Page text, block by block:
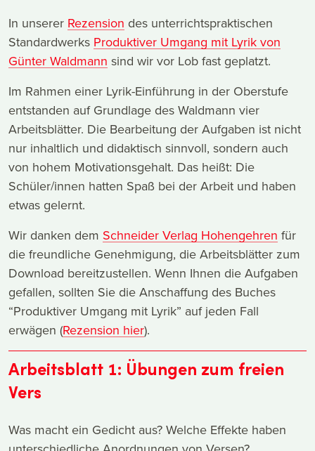
In unserer Rezension des unterrichtspraktischen
Standardwerks Produktiver Umgang mit Lyrik von
Günter Waldmann sind wir vor Lob fast geplatzt.
Im Rahmen einer Lyrik-Einführung in der Oberstufe
entstanden auf Grundlage des Waldmann vier
Arbeitsblätter. Die Bearbeitung der Aufgaben ist nicht
nur inhaltlich und didaktisch sinnvoll, sondern auch
von hohem Motivationsgehalt. Das heißt: Die
Schüler/innen hatten Spaß bei der Arbeit und haben
etwas gelernt.
Wir danken dem Schneider Verlag Hohengehren für
die freundliche Genehmigung, die Arbeitsblätter zum
Download bereitzustellen. Wenn Ihnen die Aufgaben
gefallen, sollten Sie die Anschaffung des Buches
“Produktiver Umgang mit Lyrik” auf jeden Fall
erwägen (Rezension hier).
Arbeitsblatt 1: Übungen zum freien
Vers
Was macht ein Gedicht aus? Welche Effekte haben